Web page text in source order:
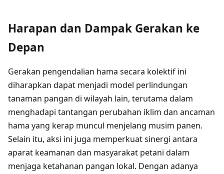
Harapan dan Dampak Gerakan ke
Depan
Gerakan pengendalian hama secara kolektif ini
diharapkan dapat menjadi model perlindungan
tanaman pangan di wilayah lain, terutama dalam
menghadapi tantangan perubahan iklim dan ancaman
hama yang kerap muncul menjelang musim panen.
Selain itu, aksi ini juga memperkuat sinergi antara
aparat keamanan dan masyarakat petani dalam
menjaga ketahanan pangan lokal. Dengan adanya